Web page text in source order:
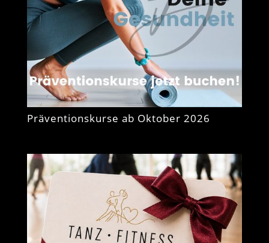
Präventionskurse ab Oktober 2026